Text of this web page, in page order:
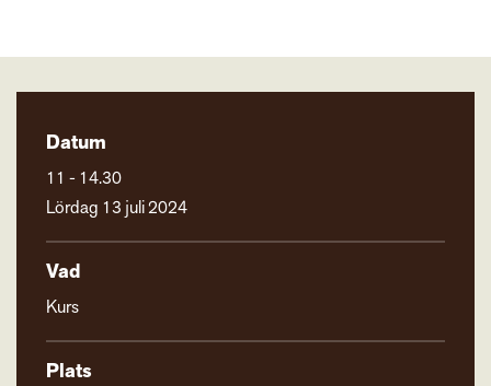
Datum
11 - 14.30
Lördag 13 juli 2024
Vad
Kurs
Plats